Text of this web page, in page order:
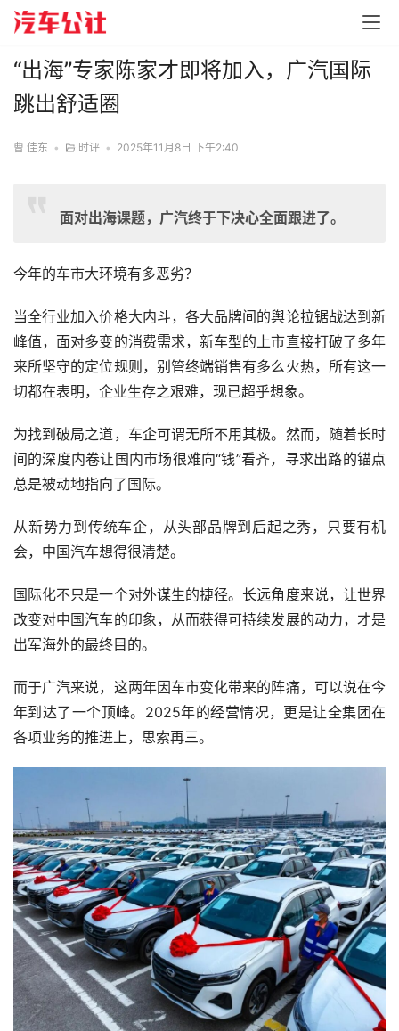
“出海”专家陈家才即将加入，广汽国际
跳出舒适圈
曹 佳东 • 时评 • 2025年11月8日 下午2:40
面对出海课题，广汽终于下决心全面跟进了。
今年的车市大环境有多恶劣？
当全行业加入价格大内斗，各大品牌间的舆论拉锯战达到新
峰值，面对多变的消费需求，新车型的上市直接打破了多年
来所坚守的定位规则，别管终端销售有多么火热，所有这一
切都在表明，企业生存之艰难，现已超乎想象。
为找到破局之道，车企可谓无所不用其极。然而，随着长时
间的深度内卷让国内市场很难向“钱”看齐，寻求出路的锚点
总是被动地指向了国际。
从新势力到传统车企，从头部品牌到后起之秀，只要有机
会，中国汽车想得很清楚。
国际化不只是一个对外谋生的捷径。长远角度来说，让世界
改变对中国汽车的印象，从而获得可持续发展的动力，才是
出军海外的最终目的。
而于广汽来说，这两年因车市变化带来的阵痛，可以说在今
年到达了一个顶峰。2025年的经营情况，更是让全集团在
各项业务的推进上，思索再三。